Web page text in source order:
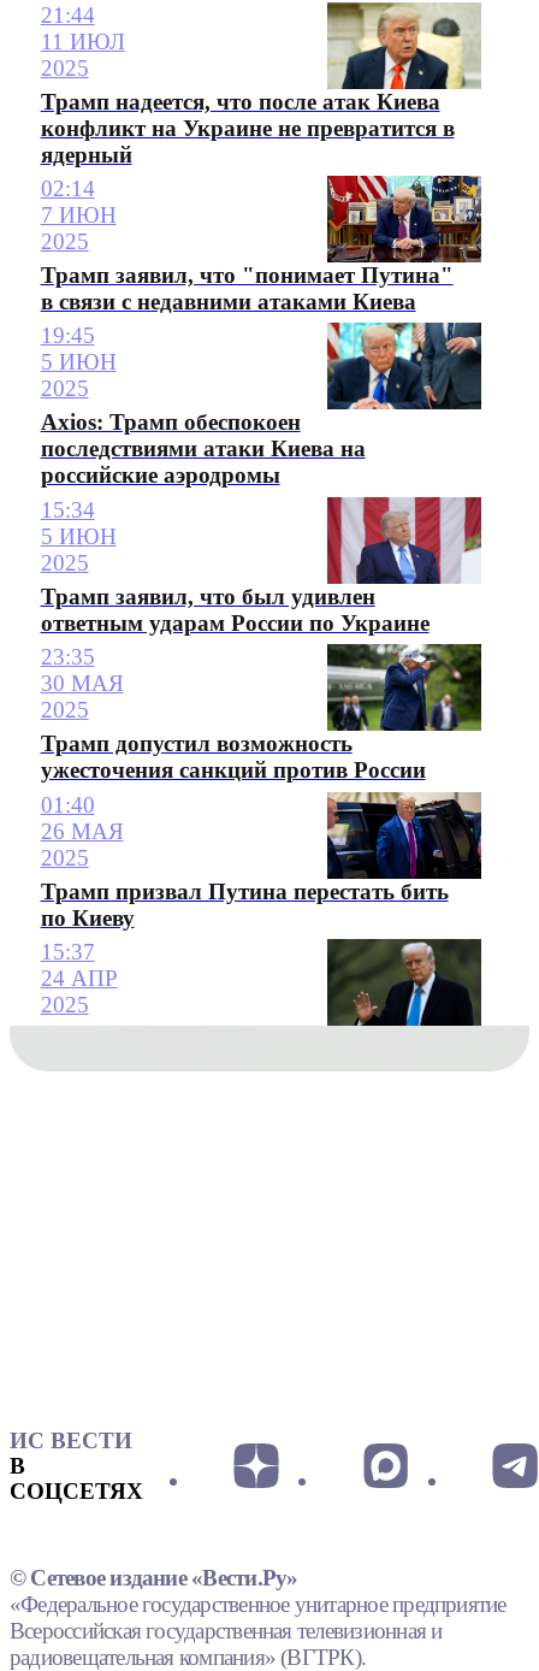
21:44
11 ИЮЛ
2025
Трамп надеется, что после атак Киева
конфликт на Украине не превратится в
ядерный
02:14
7 ИЮН
2025
Трамп заявил, что "понимает Путина"
в связи с недавними атаками Киева
19:45
5 ИЮН
2025
Axios: Трамп обеспокоен
последствиями атаки Киева на
российские аэродромы
15:34
5 ИЮН
2025
Трамп заявил, что был удивлен
ответным ударам России по Украине
23:35
30 МАЯ
2025
Трамп допустил возможность
ужесточения санкций против России
01:40
26 МАЯ
2025
Трамп призвал Путина перестать бить
по Киеву
15:37
24 АПР
2025
ИС ВЕСТИ
В
СОЦСЕТЯХ
© Сетевое издание «Вести.Ру»
«Федеральное государственное унитарное предприятие
Всероссийская государственная телевизионная и
радиовещательная компания» (ВГТРК).